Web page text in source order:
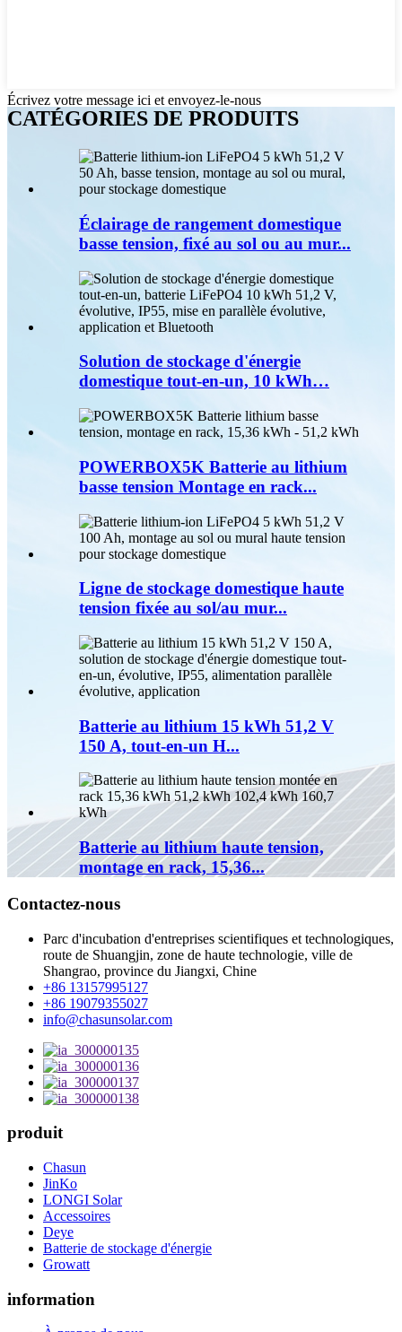
Écrivez votre message ici et envoyez-le-nous
CATÉGORIES DE PRODUITS
Éclairage de rangement domestique
basse tension, fixé au sol ou au mur...
Solution de stockage d'énergie
domestique tout-en-un, 10 kWh…
POWERBOX5K Batterie au lithium
basse tension Montage en rack...
Ligne de stockage domestique haute
tension fixée au sol/au mur...
Batterie au lithium 15 kWh 51,2 V
150 A, tout-en-un H...
Batterie au lithium haute tension,
montage en rack, 15,36...
Contactez-nous
Parc d'incubation d'entreprises scientifiques et technologiques,
route de Shuangjin, zone de haute technologie, ville de
Shangrao, province du Jiangxi, Chine
+86 13157995127
+86 19079355027
info@chasunsolar.com
produit
Chasun
JinKo
LONGI Solar
Accessoires
Deye
Batterie de stockage d'énergie
Growatt
information